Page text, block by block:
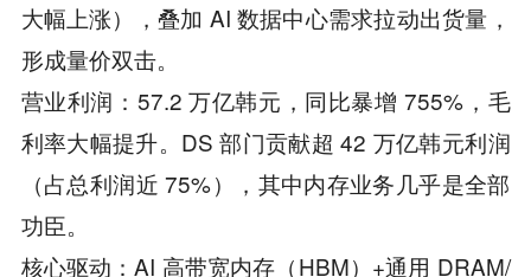
大幅上涨），叠加 AI 数据中心需求拉动出货量，
形成量价双击。
营业利润：57.2 万亿韩元，同比暴增 755%，毛
利率大幅提升。DS 部门贡献超 42 万亿韩元利润
（占总利润近 75%），其中内存业务几乎是全部
功臣。
核心驱动：AI 高带宽内存（HBM）+通用 DRAM/